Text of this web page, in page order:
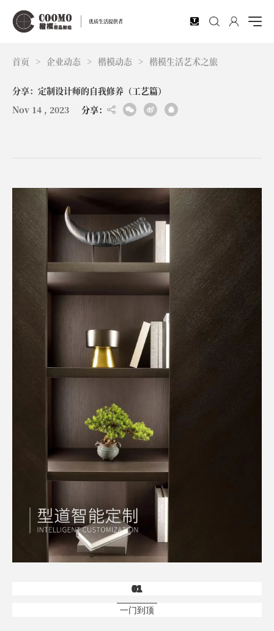
优质生活提供者
首页 > 企业动态 > 楷模动态 > 楷模生活艺术之旅
分享：定制设计师的自我修养（工艺篇）
Nov 14 , 2023
分享：
01
一门到顶